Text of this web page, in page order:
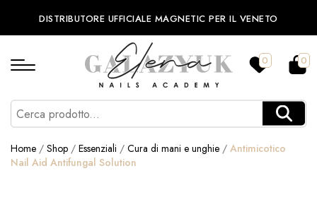
DISTRIBUTORE UFFICIALE MAGNETIC PER IL VENETO
0 0
Home / Shop / Essenziali / Cura di mani e unghie / Antimicotico
Nail Aid Antifungal Solution